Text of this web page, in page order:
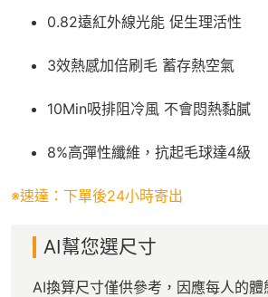
0.82遠紅外線光能 促生理活性
3效熱感加倍刷毛 蓄存熱空氣
10Min吸排阻冷風 不會悶熱黏膩
8%高彈性纖維，抗起毛球達4級
※速達：下單後24小時寄出
AI幫您選尺寸
AI換算尺寸僅供參考，因應每人的